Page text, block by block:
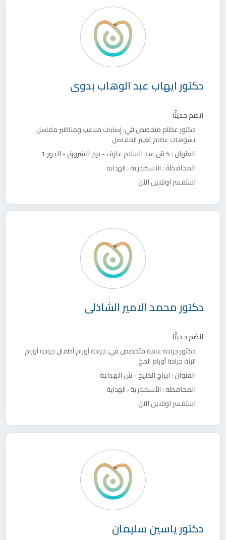
دكتورايهاب عبد الوهاب بدوى
انضم حديثًا
دكتور عظام متخصص في:إصابات ملاعب ومناظير مفاصل
تشوهات عظام تغيير المفاصل
العنوان :5 ش عبد السلام عارف - برج الشروق - الدور 1
المحافظة :الأسكندرية،الهداية
استفسر اونلاين الآن
دكتورمحمد الامير الشاذلى
انضم حديثًا
دكتور جراحة عامةمتخصص في:جراحة أورام أطفال جراحة أورام
الرئةجراحة أورام المخ
العنوان :ابراج الخليج - ش الهداية
المحافظة :الأسكندرية،الهداية
استفسر اونلاين الآن
دكتورياسين سليمان